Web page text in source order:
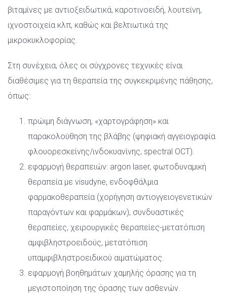
βιταμίνες με αντιοξειδωτικά, καροτινοειδή, λουτείνη,
ιχνοστοιχεία κλπ, καθώς και βελτιωτικά της
μικροκυκλοφορίας.
Στη συνέχεια, όλες οι σύγχρονες τεχνικές είναι
διαθέσιμες για τη θεραπεία της συγκεκριμένης πάθησης,
όπως:
πρώιμη διάγνωση, «χαρτογράφηση» και
παρακολούθηση της βλάβης (ψηφιακή αγγειογραφία
φλουορεσκείνης/ινδοκυανίνης, spectral OCT).
εφαρμογή θεραπειών: argon laser, φωτοδυναμική
θεραπεία με visudyne, ενδοφθάλμια
φαρμακοθεραπεία (χορήγηση αντιογγειογενετικών
παραγόντων και φαρμάκων), συνδυαστικές
θεραπείες, χειρουργικές θεραπείες-μετατόπιση
αμφιβληστροειδούς, μετατόπιση
υπαμφιβληστροειδικού αιματώματος.
εφαρμογή βοηθημάτων χαμηλής όρασης για τη
μεγιστοποίηση της όρασης των ασθενών.